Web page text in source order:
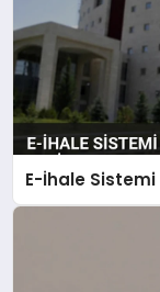
E-İhale Sistemi